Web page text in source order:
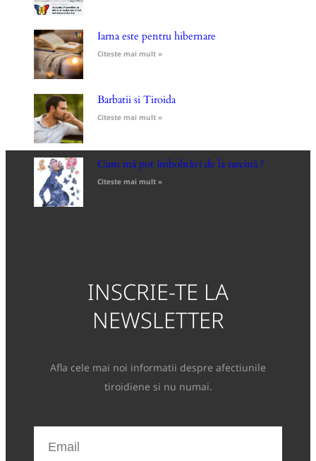
Iarna este pentru hibernare
Citeste mai mult »
Barbatii si Tiroida
Citeste mai mult »
Cum mă pot îmbolnăvi de la sarcină ?
Citeste mai mult »
INSCRIE-TE LA
NEWSLETTER
Afla cele mai noi informatii despre afectiunile
tiroidiene si nu numai.